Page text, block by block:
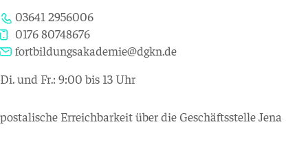
03641 2956006
0176 80748676
fortbildungsakademie@dgkn.de
Di. und Fr.: 9:00 bis 13 Uhr
postalische Erreichbarkeit über die Geschäftsstelle Jena